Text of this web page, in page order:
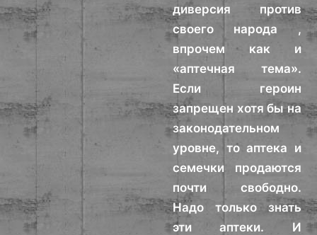
диверсия против
своего народа ,
впрочем как и
«аптечная тема».
Если героин
запрещен хотя бы на
законодательном
уровне, то аптека и
семечки продаются
почти свободно.
Надо только знать
эти аптеки. И